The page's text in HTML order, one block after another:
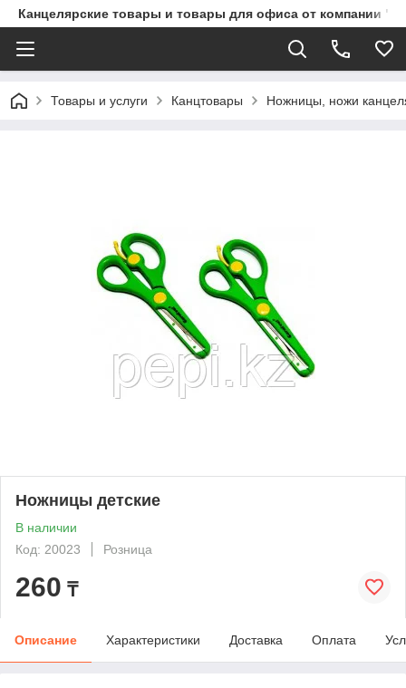
Канцелярские товары и товары для офиса от компании
Товары и услуги Канцтовары Ножницы, ножи
Ножницы детские
В наличии
Код: 20023
Розница
260 ₸
Описание Характеристики Доставка Оплата